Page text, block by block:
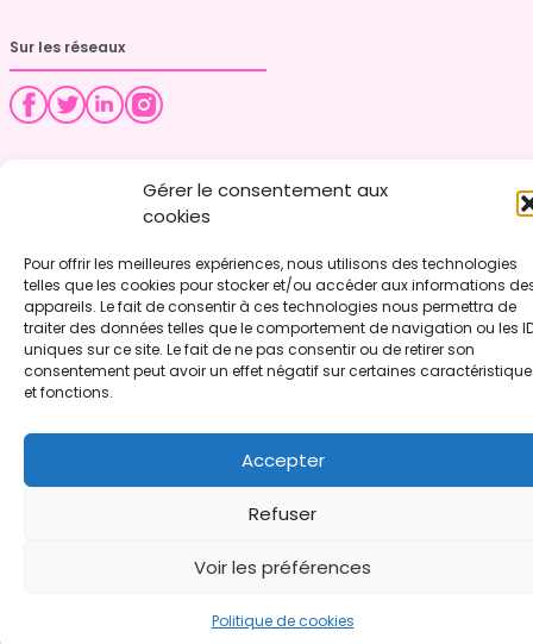
Gérer le consentement aux
cookies
Pour offrir les meilleures expériences, nous utilisons des technologies
telles que les cookies pour stocker et/ou accéder aux informations
appareils. Le fait de consentir à ces technologies nous permettra de
traiter des données telles que le comportement de navigation ou les
uniques sur ce site. Le fait de ne pas consentir ou de retirer son
consentement peut avoir un effet négatif sur certaines
et fonctions.
Accepter
Refuser
Voir les préférences
Politique de cookies
Sur les réseaux